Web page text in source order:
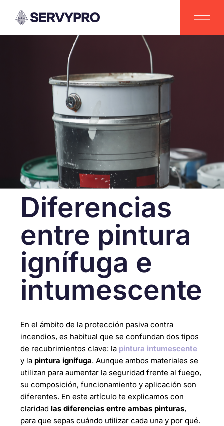
Diferencias
entre pintura
ignífuga e
intumescente
En el ámbito de la protección pasiva contra
incendios, es habitual que se confundan dos tipos
de recubrimientos clave: la pintura intumescente
y la pintura ignífuga. Aunque ambos materiales se
utilizan para aumentar la seguridad frente al fuego,
su composición, funcionamiento y aplicación son
diferentes. En este artículo te explicamos con
claridad las diferencias entre ambas pinturas,
para que sepas cuándo utilizar cada una y por qué.